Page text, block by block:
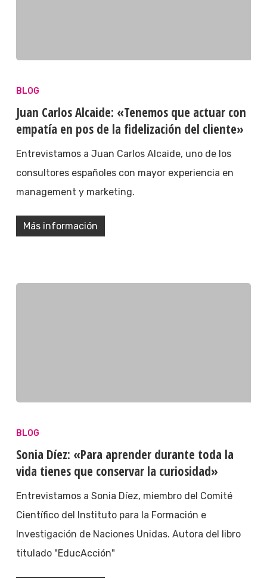
BLOG
Juan Carlos Alcaide: «Tenemos que actuar con
empatía en pos de la fidelización del cliente»
Entrevistamos a Juan Carlos Alcaide, uno de los
consultores españoles con mayor experiencia en
management y marketing.
Más información
BLOG
Sonia Díez: «Para aprender durante toda la
vida tienes que conservar la curiosidad»
Entrevistamos a Sonia Díez, miembro del Comité
Científico del Instituto para la Formación e
Investigación de Naciones Unidas. Autora del libro
titulado "EducAcción"